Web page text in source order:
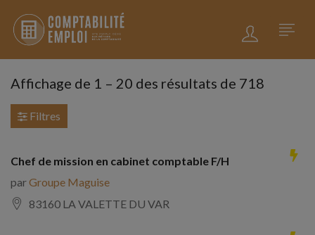
Affichage de 1 – 20 des résultats de 718
Filtres
Chef de mission en cabinet comptable F/H
parGroupe Maguise
83160 LA VALETTE DU VAR